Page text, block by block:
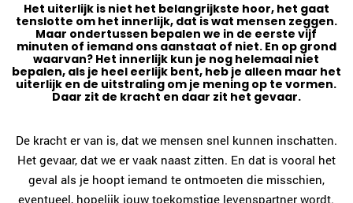
Het uiterlijk is niet het belangrijkste hoor, het gaat
tenslotte om het innerlijk, dat is wat mensen zeggen.
Maar ondertussen bepalen we in de eerste vijf
minuten of iemand ons aanstaat of niet. En op grond
waarvan? Het innerlijk kun je nog helemaal niet
bepalen, als je heel eerlijk bent, heb je alleen maar het
uiterlijk en de uitstraling om je mening op te vormen.
Daar zit de kracht en daar zit het gevaar.
De kracht er van is, dat we mensen snel kunnen inschatten.
Het gevaar, dat we er vaak naast zitten. En dat is vooral het
geval als je hoopt iemand te ontmoeten die misschien,
eventueel, hopelijk jouw toekomstige levenspartner wordt.